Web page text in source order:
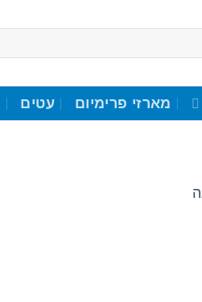
מארזי פרימיום עטים